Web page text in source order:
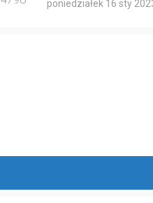
poniedziałek 16 sty